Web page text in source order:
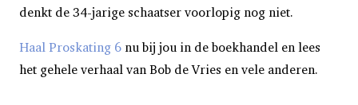
denkt de 34-jarige schaatser voorlopig nog niet.
Haal Proskating 6 nu bij jou in de boekhandel en lees
het gehele verhaal van Bob de Vries en vele anderen.